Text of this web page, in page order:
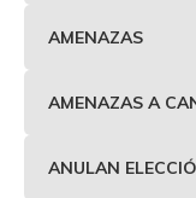
AMENAZAS
AMENAZAS A
ANULAN